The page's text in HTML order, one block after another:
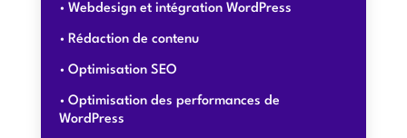
Webdesign et intégration WordPress
Rédaction de contenu
Optimisation SEO
Optimisation des performances de
WordPress